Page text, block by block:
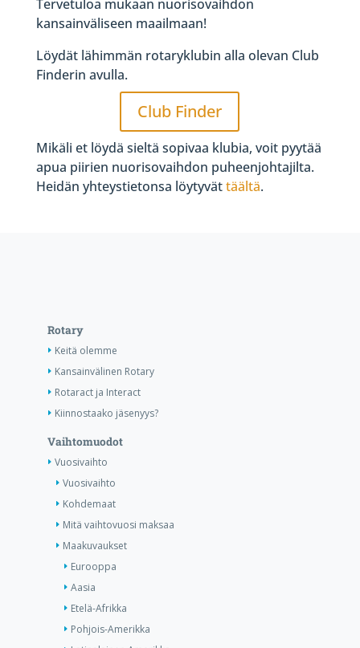
Tervetuloa mukaan nuorisovaihdon
kansainväliseen maailmaan!
Löydät lähimmän rotaryklubin alla olevan Club
Finderin avulla.
Club Finder
Mikäli et löydä sieltä sopivaa klubia, voit pyytää
apua piirien nuorisovaihdon puheenjohtajilta.
Heidän yhteystietonsa löytyvättäältä.
Rotary
Keitä olemme
Kansainvälinen Rotary
Rotaract ja Interact
Kiinnostaako jäsenyys?
Vaihtomuodot
Vuosivaihto
Vuosivaihto
Kohdemaat
Mitä vaihtovuosi maksaa
Maakuvaukset
Eurooppa
Aasia
Etelä-Afrikka
Pohjois-Amerikka